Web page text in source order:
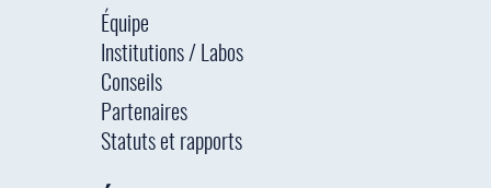
Équipe
Institutions / Labos
Conseils
Partenaires
Statuts et rapports